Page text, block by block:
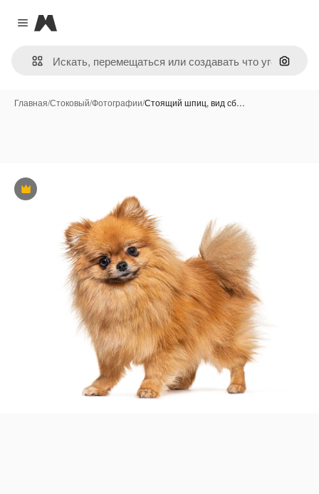
Close menu
Magnific
Поиск
Главная/Стоковый/Фотографии/Стоящий шпиц, вид сб…
Премиум